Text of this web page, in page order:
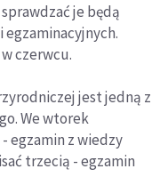
je będą
czerwcu.
jest jedną z
We wtorek
egzamin z wiedzy
trzecią - egzamin